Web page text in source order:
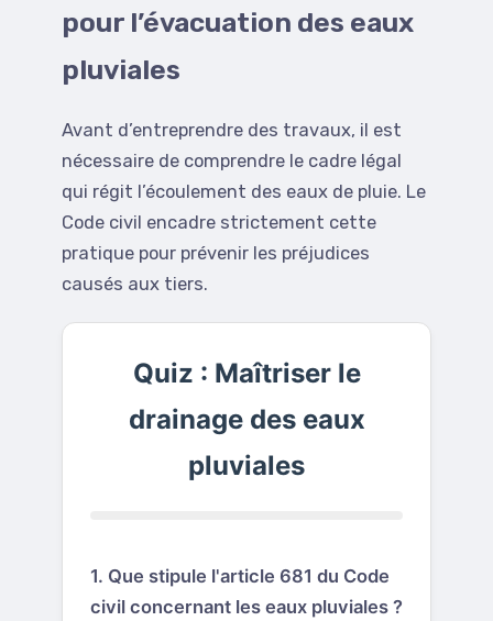
pour l’évacuation des eaux
pluviales
Avant d’entreprendre des travaux, il est
nécessaire de comprendre le cadre légal
qui régit l’écoulement des eaux de pluie. Le
Code civil encadre strictement cette
pratique pour prévenir les préjudices
causés aux tiers.
Quiz : Maîtriser le
drainage des eaux
pluviales
1. Que stipule l'article 681 du Code
civil concernant les eaux pluviales ?